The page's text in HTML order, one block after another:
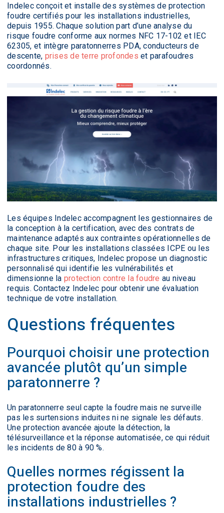
Indelec conçoit et installe des systèmes de protection
foudre certifiés pour les installations industrielles,
depuis 1955. Chaque solution part d’une analyse du
risque foudre conforme aux normes NFC 17-102 et IEC
62305, et intègre paratonnerres PDA, conducteurs de
descente, prises de terre profondes et parafoudres
coordonnés.
Les équipes Indelec accompagnent les gestionnaires de
la conception à la certification, avec des contrats de
maintenance adaptés aux contraintes opérationnelles de
chaque site. Pour les installations classées ICPE ou les
infrastructures critiques, Indelec propose un diagnostic
personnalisé qui identifie les vulnérabilités et
dimensionne la protection contre la foudre au niveau
requis. Contactez Indelec pour obtenir une évaluation
technique de votre installation.
Questions fréquentes
Pourquoi choisir une protection
avancée plutôt qu’un simple
paratonnerre ?
Un paratonnerre seul capte la foudre mais ne surveille
pas les surtensions induites ni ne signale les défauts.
Une protection avancée ajoute la détection, la
télésurveillance et la réponse automatisée, ce qui réduit
les incidents de 80 à 90 %.
Quelles normes régissent la
protection foudre des
installations industrielles ?